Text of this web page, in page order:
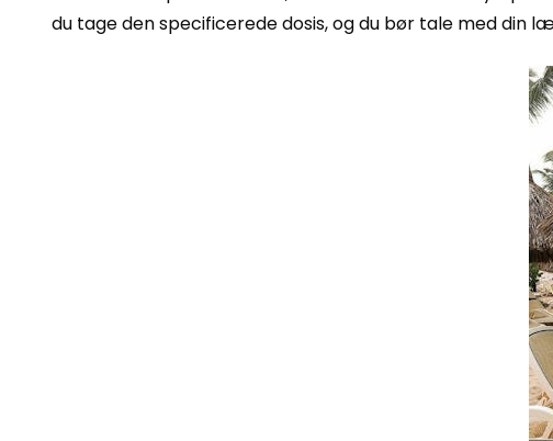
du tage den specificerede dosis, og du bør tale med din